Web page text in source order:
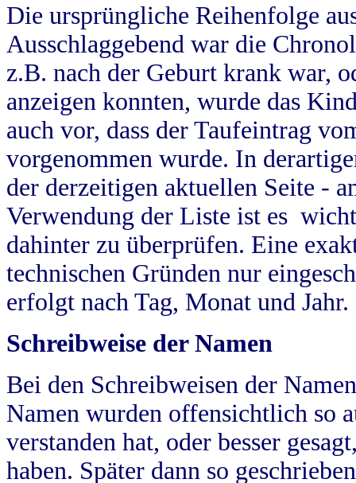
Die ursprüngliche Reihenfolge
Ausschlaggebend war die
z.B. nach der Geburt krank war,
anzeigen konnten, wurde das
auch vor, dass der Taufeintrag
vorgenommen wurde. In
der derzeitigen aktuellen Seite -
Verwendung der Liste ist es
dahinter zu überprüfen. Eine
technischen Gründen nur
erfolgt nach Tag, Monat und Jahr.
Schreibweise der Namen
Bei den Schreibweisen der
Namen wurden offensichtlich so
verstanden hat, oder besser
haben. Später dann so